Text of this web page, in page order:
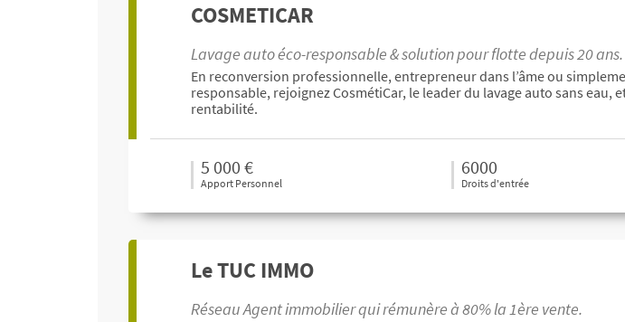
COSMETICAR
Lavage auto éco-responsable & solution pour flotte depuis 20 ans.
En reconversion professionnelle, entrepreneur dans l’âme ou
responsable, rejoignez CosmétiCar, le leader du lavage auto sans
rentabilité.
5 000 €
Apport Personnel
6000
Droits d'entrée
Le TUC IMMO
Réseau Agent immobilier qui rémunère à 80% la 1ère vente.